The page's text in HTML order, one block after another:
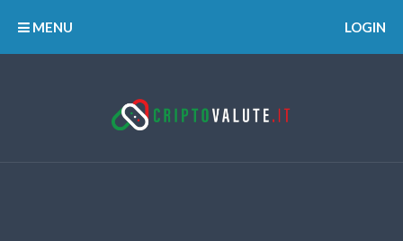
MENU LOGIN